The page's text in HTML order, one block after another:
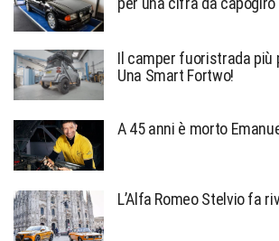
Il camper fuoristrada più
Una Smart Fortwo!
A 45 anni è morto
L’Alfa Romeo Stelvio fa